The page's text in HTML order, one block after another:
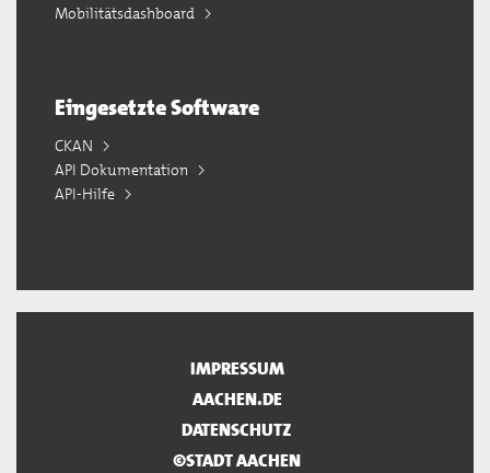
Mobilitätsdashboard
Eingesetzte Software
CKAN
API Dokumentation
API-Hilfe
IMPRESSUM
AACHEN.DE
DATENSCHUTZ
©STADT AACHEN